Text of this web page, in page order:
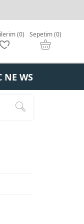
(0) Sepetim (0)
NE WS